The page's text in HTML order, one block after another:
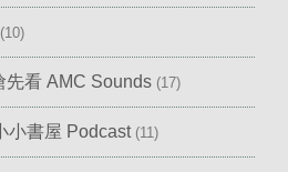
(10)
先看 AMC Sounds (17)
小書屋 Podcast (11)